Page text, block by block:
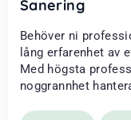
Sanering
Behöver ni
lång erfarenhet av
Med högsta
noggrannhet